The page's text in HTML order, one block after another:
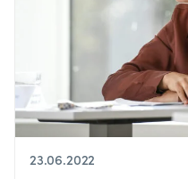
23.06.2022